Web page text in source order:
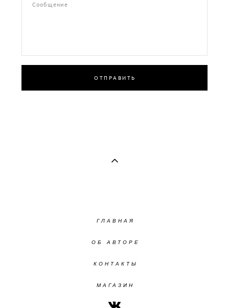
Сообщение
ОТПРАВИТЬ
ГЛАВНАЯ
ОБ АВТОРЕ
КОНТАКТЫ
МАГАЗИН